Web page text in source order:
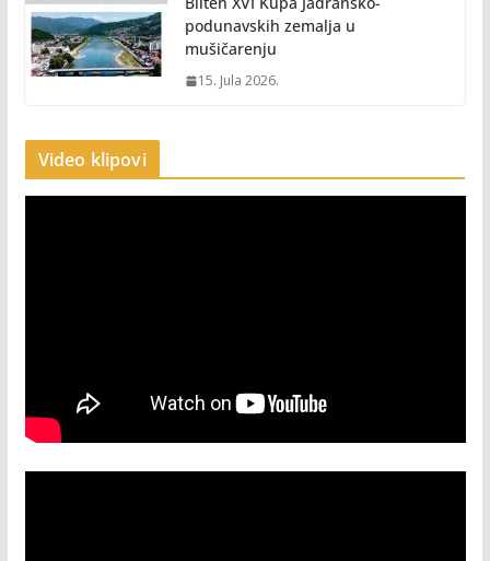
podunavskih zemalja u
mušičarenju
15. Jula 2026.
Video klipovi